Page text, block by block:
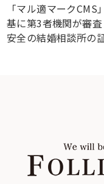
「マル適マーク
基に第3者機関が審
安全の結婚相談所の証